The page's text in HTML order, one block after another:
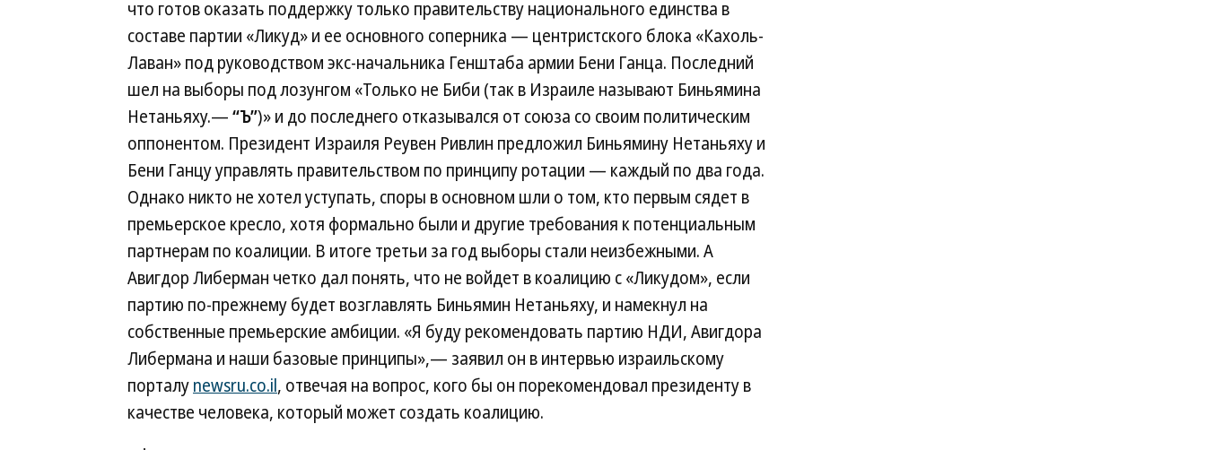
что готов оказать поддержку только правительству национального единства в
составе партии «Ликуд» и ее основного соперника — центристского блока «Кахоль-
Лаван» под руководством экс-начальника Генштаба армии Бени Ганца. Последний
шел на выборы под лозунгом «Только не Биби (так в Израиле называют Биньямина
Нетаньяху.—“Ъ”)» и до последнего отказывался от союза со своим политическим
оппонентом. Президент Израиля Реувен Ривлин предложил Биньямину Нетаньяху и
Бени Ганцу управлять правительством по принципу ротации — каждый по два года.
Однако никто не хотел уступать, споры в основном шли о том, кто первым сядет в
премьерское кресло, хотя формально были и другие требования к потенциальным
партнерам по коалиции. В итоге третьи за год выборы стали неизбежными. А
Авигдор Либерман четко дал понять, что не войдет в коалицию с «Ликудом», если
партию по-прежнему будет возглавлять Биньямин Нетаньяху, и намекнул на
собственные премьерские амбиции. «Я буду рекомендовать партию НДИ, Авигдора
Либермана и наши базовые принципы»,— заявил он в интервью израильскому
порталуnewsru.co.il, отвечая на вопрос, кого бы он порекомендовал президенту в
качестве человека, который может создать коалицию.